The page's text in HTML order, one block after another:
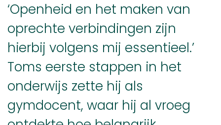
‘Openheid en het maken van
oprechte verbindingen zijn
hierbij volgens mij essentieel.’
Toms eerste stappen in het
onderwijs zette hij als
gymdocent, waar hij al vroeg